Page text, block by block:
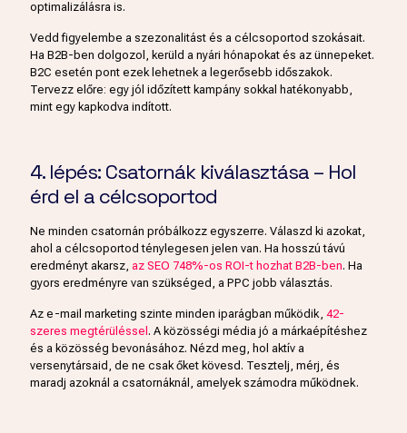
optimalizálásra is.
Vedd figyelembe a szezonalitást és a célcsoportod szokásait.
Ha B2B-ben dolgozol, kerüld a nyári hónapokat és az ünnepeket.
B2C esetén pont ezek lehetnek a legerősebb időszakok.
Tervezz előre: egy jól időzített kampány sokkal hatékonyabb,
mint egy kapkodva indított.
4. lépés: Csatornák kiválasztása – Hol
érd el a célcsoportod
Ne minden csatornán próbálkozz egyszerre. Válaszd ki azokat,
ahol a célcsoportod ténylegesen jelen van. Ha hosszú távú
eredményt akarsz, az SEO 748%-os ROI-t hozhat B2B-ben. Ha
gyors eredményre van szükséged, a PPC jobb választás.
Az e-mail marketing szinte minden iparágban működik, 42-
szeres megtérüléssel. A közösségi média jó a márkaépítéshez
és a közösség bevonásához. Nézd meg, hol aktív a
versenytársaid, de ne csak őket kövesd. Tesztelj, mérj, és
maradj azoknál a csatornáknál, amelyek számodra működnek.